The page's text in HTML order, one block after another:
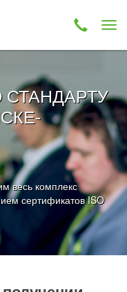
весь комплекс
сертификатов ISO